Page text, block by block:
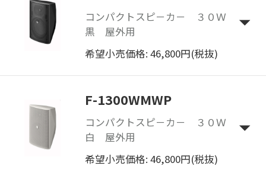
コンパクトスピ－カ－ ３０Ｗ
黒 屋外用
希望小売価格: 46,800円(税抜)
F-1300WMWP
コンパクトスピ－カ－ ３０Ｗ
白 屋外用
希望小売価格: 46,800円(税抜)